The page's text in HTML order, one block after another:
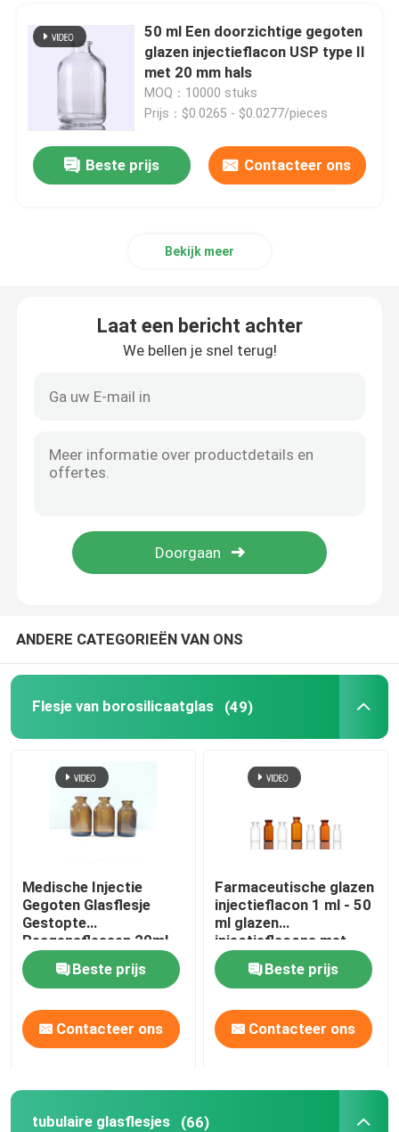
glasampul
Borosilicaat glazen buis
Gegoten glazen flacon
Glazen injectieflacons met schroefdop
Mondelinge vloeibare fles
50 ml Een doorzichtige gegoten
glazen injectieflacon USP type II
met 20 mm hals
MOQ：10000 stuks
Prijs：$0.0265 - $0.0277/pieces
Beste prijs Contacteer ons
Bekijk meer
Laat een bericht achter
We bellen je snel terug!
ANDERE CATEGORIEËN VAN ONS
Flesje van borosilicaatglas (49)
Medische Injectie
Gegoten Glasflesje
Gestopte
Reagensflessen 20ml
30ml 50ml 100ml
Beste prijs
Contacteer ons
Farmaceutische glazen
injectieflacon 1 ml - 50
ml glazen
injectieflacons met
rubberen stop
Beste prijs
Contacteer ons
tubulaire glasflesjes (66)